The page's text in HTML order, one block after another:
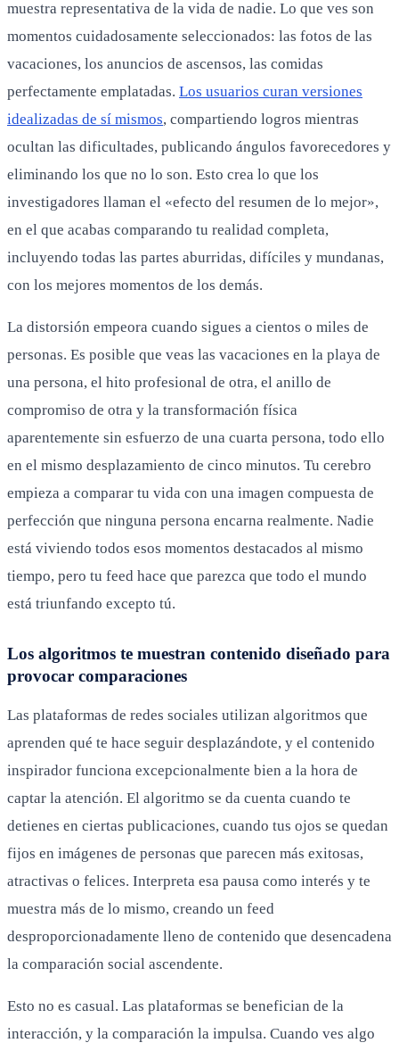
muestra representativa de la vida de nadie. Lo que ves son
momentos cuidadosamente seleccionados: las fotos de las
vacaciones, los anuncios de ascensos, las comidas
perfectamente emplatadas. Los usuarios curan versiones
idealizadas de sí mismos, compartiendo logros mientras
ocultan las dificultades, publicando ángulos favorecedores y
eliminando los que no lo son. Esto crea lo que los
investigadores llaman el «efecto del resumen de lo mejor»,
en el que acabas comparando tu realidad completa,
incluyendo todas las partes aburridas, difíciles y mundanas,
con los mejores momentos de los demás.
La distorsión empeora cuando sigues a cientos o miles de
personas. Es posible que veas las vacaciones en la playa de
una persona, el hito profesional de otra, el anillo de
compromiso de otra y la transformación física
aparentemente sin esfuerzo de una cuarta persona, todo ello
en el mismo desplazamiento de cinco minutos. Tu cerebro
empieza a comparar tu vida con una imagen compuesta de
perfección que ninguna persona encarna realmente. Nadie
está viviendo todos esos momentos destacados al mismo
tiempo, pero tu feed hace que parezca que todo el mundo
está triunfando excepto tú.
Los algoritmos te muestran contenido diseñado para
provocar comparaciones
Las plataformas de redes sociales utilizan algoritmos que
aprenden qué te hace seguir desplazándote, y el contenido
inspirador funciona excepcionalmente bien a la hora de
captar la atención. El algoritmo se da cuenta cuando te
detienes en ciertas publicaciones, cuando tus ojos se quedan
fijos en imágenes de personas que parecen más exitosas,
atractivas o felices. Interpreta esa pausa como interés y te
muestra más de lo mismo, creando un feed
desproporcionadamente lleno de contenido que desencadena
la comparación social ascendente.
Esto no es casual. Las plataformas se benefician de la
interacción, y la comparación la impulsa. Cuando ves algo